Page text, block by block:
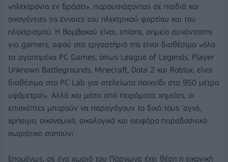
«ηλεκτρόνια εν δράσει», παρουσιάζοντας σε παιδιά και
οικογένειες τις έννοιες του ηλεκτρικού φορτίου και του
ηλεκτρισμού. Η Βαμβακού είναι, επίσης, σημείο συνάντησης
για gamers, αφού στο εργαστήριό της είναι διαθέσιμα «όλα
τα αγαπημένα PC Games, όπως League of Legends, Player
Unknown Battlegrounds, Minecraft, Dota 2 και Roblox, είναι
διαθέσιμα στο PC Lab για ατελείωτο παιχνίδι στα 950 μέτρα
υψόμετρο!». Αλλά και μέσα από πειράματα χημείας, οι
επισκέπτες μπορούν να παραγάγουν το δικό τους 'αγνό,
χρήσιμο, οικονομικό, οικολογικό και αειφόρο παραδοσιακό
χωριάτικο σαπούνι'.
Επομένως, σε ένα χωριό του Πάρνωνα έχει θέση η εικονική